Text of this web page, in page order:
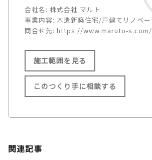
会社名: 株式会社 マルト
事業内容: 木造新築住宅/戸建てリノベ
問合せ先: https://www.maruto-s.com/
施工範囲を見る
施工範囲
このつくり手に相談する
関連記事